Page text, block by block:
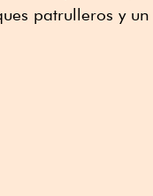
patrulleros y